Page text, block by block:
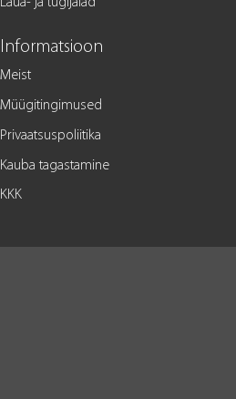
Laua- ja tugijalad
Informatsioon
Meist
Müügitingimused
Privaatsuspoliitika
Kauba tagastamine
KKK